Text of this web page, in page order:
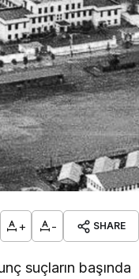
+ - SHARE
suçların başında